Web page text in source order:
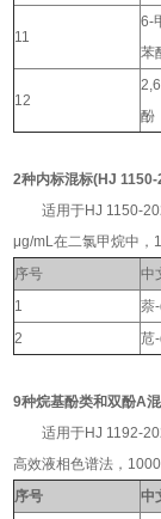
11
6-
苯
12
酚
2种内标混标(HJ
适用于HJ 1150-
μg/mL在二氯甲烷中，
序号
中
1
萘
2
苊
9种烷基酚类和双酚A
适用于HJ 1192-
高效液相色谱法，
序号
中